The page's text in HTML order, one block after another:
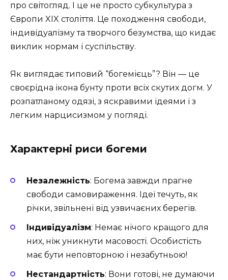
про світогляд. І це не просто субкультура з
Європи XIX століття. Це походження свободи,
індивідуалізму та творчого безумства, що кидає
виклик нормам і суспільству.
Як виглядає типовий “богемієць”? Він — це
своєрідна ікона бунту проти всіх скутих догм. У
розпатланому одязі, з яскравими ідеями і з
легким нарцисизмом у погляді.
Характерні риси богеми
Незалежність: Богема завжди прагне
свободи самовираження. Ідеї течуть, як
річки, звільнені від узвичаєних берегів.
Індивідуалізм: Немає нічого кращого для
них, ніж уникнути масовості. Особистість
має бути неповторною і незабутньою!
Нестандартність: Вони готові, не думаючи